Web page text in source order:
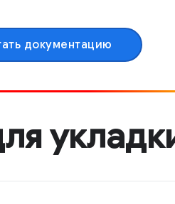
документацию